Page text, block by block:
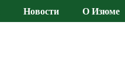
Новости О Изюме